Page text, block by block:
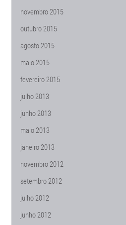
novembro 2015
outubro 2015
agosto 2015
maio 2015
fevereiro 2015
julho 2013
junho 2013
maio 2013
janeiro 2013
novembro 2012
setembro 2012
julho 2012
junho 2012